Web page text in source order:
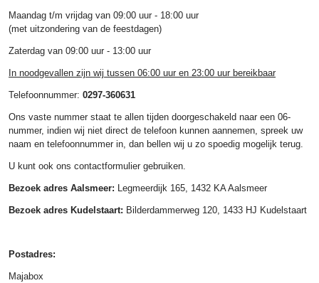
Maandag t/m vrijdag van 09:00 uur - 18:00 uur
(met uitzondering van de feestdagen)
Zaterdag van 09:00 uur - 13:00 uur
In noodgevallen zijn wij tussen 06:00 uur en 23:00 uur bereikbaar
Telefoonnummer:0297-360631
Ons vaste nummer staat te allen tijden doorgeschakeld naar een 06-
nummer, indien wij niet direct de telefoon kunnen aannemen, spreek uw
naam en telefoonnummer in, dan bellen wij u zo spoedig mogelijk terug.
U kunt ook ons contactformulier gebruiken.
Bezoek adres Aalsmeer: Legmeerdijk 165, 1432 KA Aalsmeer
Bezoek adres Kudelstaart: Bilderdammerweg 120, 1433 HJ Kudelstaart
Postadres:
Majabox